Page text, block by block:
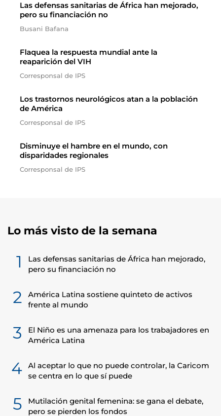
Las defensas sanitarias de África han mejorado,
pero su financiación no
Busani Bafana
Flaquea la respuesta mundial ante la
reaparición del VIH
Corresponsal de IPS
Los trastornos neurológicos atan a la población
de América
Corresponsal de IPS
Disminuye el hambre en el mundo, con
disparidades regionales
Corresponsal de IPS
Lo más visto de la semana
1
Las defensas sanitarias de África han mejorado,
pero su financiación no
2
América Latina sostiene quinteto de activos
frente al mundo
3
El Niño es una amenaza para los trabajadores en
América Latina
4
Al aceptar lo que no puede controlar, la Caricom
se centra en lo que sí puede
5
Mutilación genital femenina: se gana el debate,
pero se pierden los fondos